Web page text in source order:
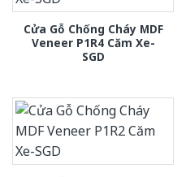
Cửa Gỗ Chống Cháy MDF
Veneer P1R4 Căm Xe-
SGD